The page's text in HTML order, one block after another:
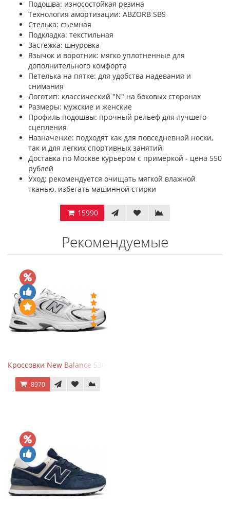
Подошва: износостойкая резина
Технология амортизации: ABZORB SBS
Стелька: съемная
Подкладка: текстильная
Застежка: шнуровка
Язычок и воротник: мягко уплотненные для
дополнительного комфорта
Петелька на пятке: для удобства надевания и
снимания
Логотип: классический "N" на боковых сторонах
Размеры: мужские и женские
Профиль подошвы: прочный рельеф для лучшего
сцепления
Назначение: подходят как для повседневной носки,
так и для легких спортивных занятий
Доставка по Москве курьером с примеркой - цена 550
рублей
Уход: рекомендуется очищать мягкой влажной
тканью, избегать машинной стирки
15990
Рекомендуемые
Кроссовки New Balance 530 White Silver Navy
8970